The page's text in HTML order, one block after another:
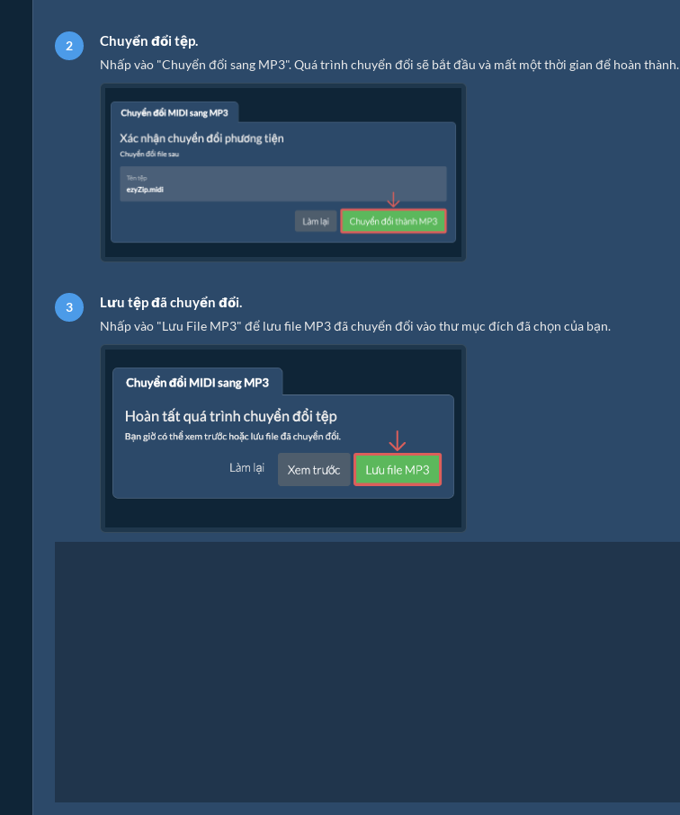
Chuyển đổi tệp.
Nhấp vào "Chuyển đổi sang MP3". Quá trình chuyển đổi sẽ bắt đầu và mất một thời gian để hoàn thành.
Lưu tệp đã chuyển đổi.
Nhấp vào "Lưu File MP3" để lưu file MP3 đã chuyển đổi vào thư mục đích đã chọn của bạn.